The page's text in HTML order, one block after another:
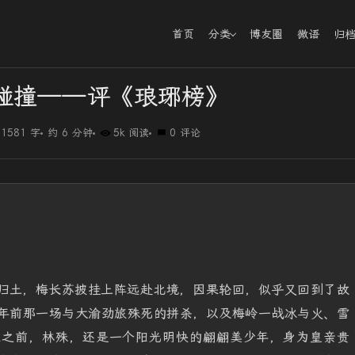
首页 分类 博友圈 微语 归档
撞——评《琅琊榜》
1581 字 约 6 分钟 5k 阅读 0 评论
土，梅长苏披挂上阵远赴北境，因果轮回，似乎又回到了故
前那一场与大渝劲旅殊死的拼杀，以及梅岭一战冰与火、雪
前，林殊，还是一个阳光明快的翩翩美少年，身为皇亲贵